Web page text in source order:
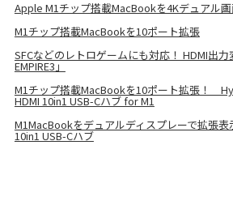
Apple M1チップ搭載MacBookを4Kデュアル
M1チップ搭載MacBookを10ポート拡張
SFCなどのレトロゲームにも対応！ HDMI出
EMPIRE3」
M1チップ搭載MacBookを10ポート拡張！
HDMI 10in1 USB-Cハブ for M1
M1MacBookをデュアルディスプレーで拡張
10in1 USB-Cハブ